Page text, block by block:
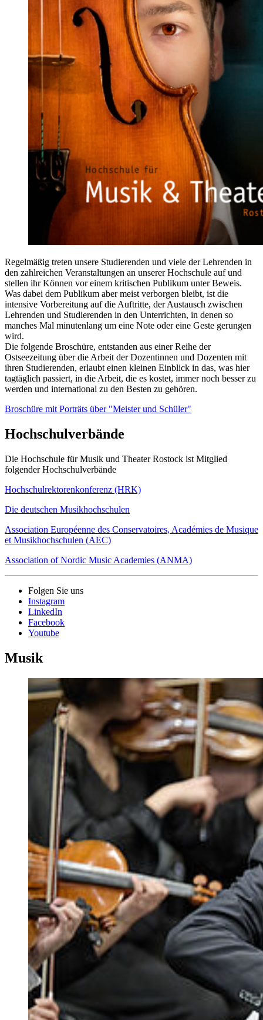
Regelmäßig treten unsere Studierenden und viele der Lehrenden in
den zahlreichen Veranstaltungen an unserer Hochschule auf und
stellen ihr Können vor einem kritischen Publikum unter Beweis.
Was dabei dem Publikum aber meist verborgen bleibt, ist die
intensive Vorbereitung auf die Auftritte, der Austausch zwischen
Lehrenden und Studierenden in den Unterrichten, in denen so
manches Mal minutenlang um eine Note oder eine Geste gerungen
wird.
Die folgende Broschüre, entstanden aus einer Reihe der
Ostseezeitung über die Arbeit der Dozentinnen und Dozenten mit
ihren Studierenden, erlaubt einen kleinen Einblick in das, was hier
tagtäglich passiert, in die Arbeit, die es kostet, immer noch besser zu
werden und international zu den Besten zu gehören.
Broschüre mit Porträts über "Meister und Schüler"
Hochschulverbände
Die Hochschule für Musik und Theater Rostock ist Mitglied
folgender Hochschulverbände
Hochschulrektorenkonferenz (HRK)
Die deutschen Musikhochschulen
Association Européenne des Conservatoires, Académies de Musique
et Musikhochschulen (AEC)
Association of Nordic Music Academies (ANMA)
Folgen Sie uns
Instagram
LinkedIn
Facebook
Youtube
Musik